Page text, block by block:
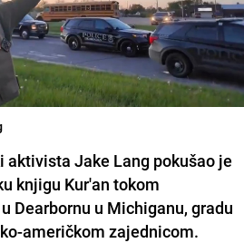
aktivista Jake Lang pokušao je
knjigu Kur'an tokom
Dearbornu u Michiganu, gradu
američkom zajednicom.